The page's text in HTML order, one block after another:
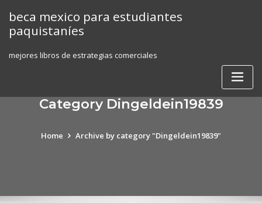
content
beca mexico para estudiantes
paquistaníes
mejores libros de estrategias comerciales
Category Dingeldein19839
Home Archive by category "Dingeldein19839"